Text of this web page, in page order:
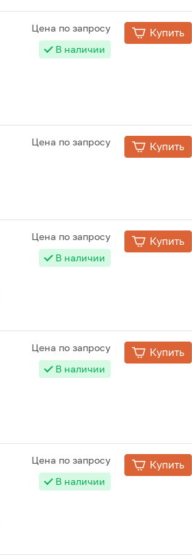
Цена по запросу
В наличии
Купить
Цена по запросу Купить
Цена по запросу
В наличии
Купить
Цена по запросу
В наличии
Купить
Цена по запросу
В наличии
Купить